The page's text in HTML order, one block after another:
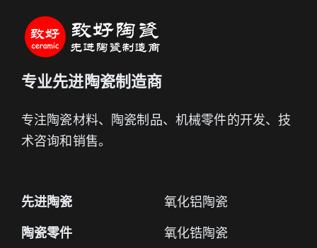
专业先进陶瓷制造商
专注陶瓷材料、陶瓷制品、机械零件的开发、技
术咨询和销售。
先进陶瓷
陶瓷零件
氧化铝陶瓷
氧化锆陶瓷